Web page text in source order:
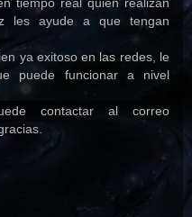
tiempo real quien realizan
les ayude a que tengan
ya exitoso en las redes, le
puede funcionar a nivel
contactar al correo